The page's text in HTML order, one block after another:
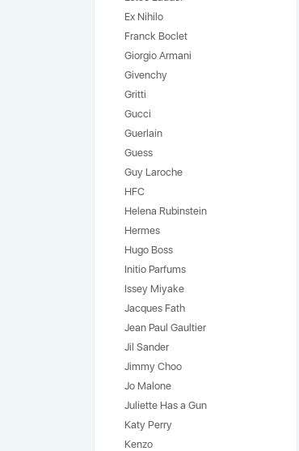
Ex Nihilo
Franck Boclet
Giorgio Armani
Givenchy
Gritti
Gucci
Guerlain
Guess
Guy Laroche
HFC
Helena Rubinstein
Hermes
Hugo Boss
Initio Parfums
Issey Miyake
Jacques Fath
Jean Paul Gaultier
Jil Sander
Jimmy Choo
Jo Malone
Juliette Has a Gun
Katy Perry
Kenzo